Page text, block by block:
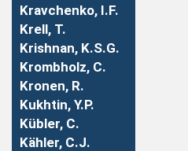
Kravchenko, I.F.
Krell, T.
Krishnan, K.S.G.
Krombholz, C.
Kronen, R.
Kukhtin, Y.P.
Kübler, C.
Kähler, C.J.